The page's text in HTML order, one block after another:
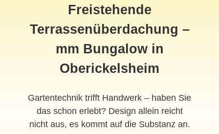
Freistehende
Terrassenüberdachung –
mm Bungalow in
Oberickelsheim
Gartentechnik trifft Handwerk – haben Sie
das schon erlebt? Design allein reicht
nicht aus, es kommt auf die Substanz an.